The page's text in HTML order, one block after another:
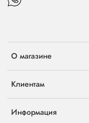
О магазине
Клиентам
Информация